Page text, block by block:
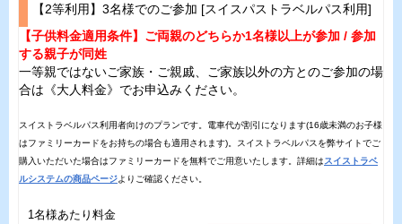
【2等利用】3名様でのご参加 [スイスパストラベルパス利用]
【子供料金適用条件】ご両親のどちらか1名様以上が参加 / 参加
する親子が同姓
一等親ではないご家族・ご親戚、ご家族以外の方とのご参加の場
合は《大人料金》でお申込みください。
スイストラベルパス利用者向けのプランです。電車代が割引になります(16歳未満のお子様
はファミリーカードをお持ちの場合も適用されます)。スイストラベルパスを弊サイトでご
購入いただいた場合はファミリーカードを無料でご用意いたします。詳細はスイストラベ
ルシステムの商品ページよりご確認ください。
1名様あたり料金